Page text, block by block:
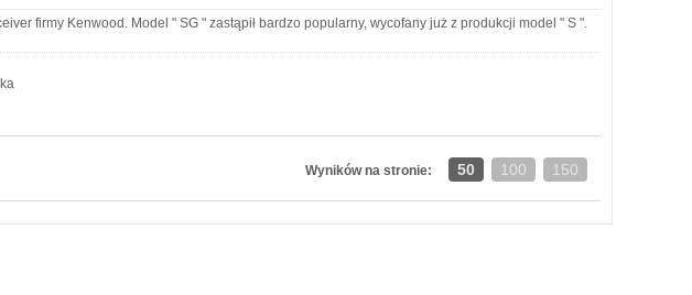
firmy Kenwood. Model " SG " zastąpił bardzo popularny, wycofany już z produkcji model " S ".
Wyników na stronie: 50 100 150